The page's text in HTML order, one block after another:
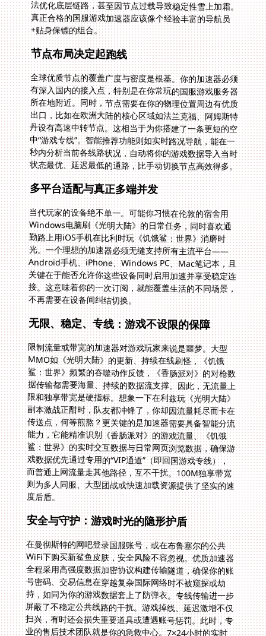
+贴身保镖的组合。
节点布局决定起跑线
全球优质节点的覆盖广度与密度是根基。你的加速器必须
有深入国内的接入点，特别是在你常玩的国服游戏服务器
所在地附近。同时，节点需要在你的物理位置周边有优质
出口，比如在欧洲大陆的核心区域如法兰克福、阿姆斯特
丹设有高速中转节点。这相当于为你搭建了一条更短的空
中“游戏专线”。智能推荐功能则如实时路况导航，能在一
秒内分析当前各线路状况，自动将你的游戏数据导入当时
状态最优、延迟最低的通路，比手动切换节点高效得多。
多平台适配与真正多端并发
当代玩家的设备绝不单一。可能你习惯在伦敦的宿舍用
Windows电脑刷《光明大陆》的日常任务，同时喜欢通
勤路上用iOS手机在比利时玩《饥饿鲨：世界》消磨时
光。一个理想的加速器必须无缝支持所有主流平台——
Android手机、iPhone、Windows PC、Mac笔记本，且
关键在于能否允许你这些设备同时启用加速并享受稳定连
接。这意味着你的一次订阅，就能覆盖生活的不同场景，
不再需要在设备间纠结切换。
无限、稳定、专线：游戏不设限的保障
限制流量或带宽的加速器对游戏玩家来说是噩梦。大型
MMO如《光明大陆》的更新、持续在线刷怪，《饥饿
鲨：世界》频繁的吞噬动作反馈，《香肠派对》的对枪数
据传输都需要海量、持续的数据流支撑。因此，无流量上
限和独享带宽是硬指标。想象一下在利兹玩《光明大陆》
副本激战正酣时，队友都冲锋了，你却因流量耗尽而卡在
传送点，何等煎熬？更关键的是加速器需要具备智能分流
能力，它能精准识别《香肠派对》的游戏流量、《饥饿
鲨：世界》的实时交互数据与日常网页浏览数据，确保游
戏数据优先通过专用的“VIP通道”（即回国游戏专线），
而普通上网流量走其他路径，互不干扰。100M独享带宽
则为多人同服、大型团战或快速加载资源提供了坚实的速
度后盾。
安全与守护：游戏时光的隐形护盾
在曼彻斯特的网吧登录国服账号，或在布鲁塞尔的公共
WiFi下购买新鲨鱼皮肤，安全风险不容忽视。优质加速器
全程采用高强度数据加密协议构建传输隧道，确保你的账
号密码、交易信息在穿越复杂国际网络时不被窥探或劫
持，如同为你的游戏数据套上了防弹衣。专线传输进一步
屏蔽了不稳定公共线路的干扰。游戏掉线、延迟激增不仅
扫兴，有时还会损失重要道具或遭遇账号惩罚。此时，专
业的售后技术团队就是你的急救中心。7×24小时的实时
响应能力意味着无论你在利物浦深夜副本翻车求助，还是
伯明翰下载新版《香肠派对》国服时遇到疑难杂症，都能